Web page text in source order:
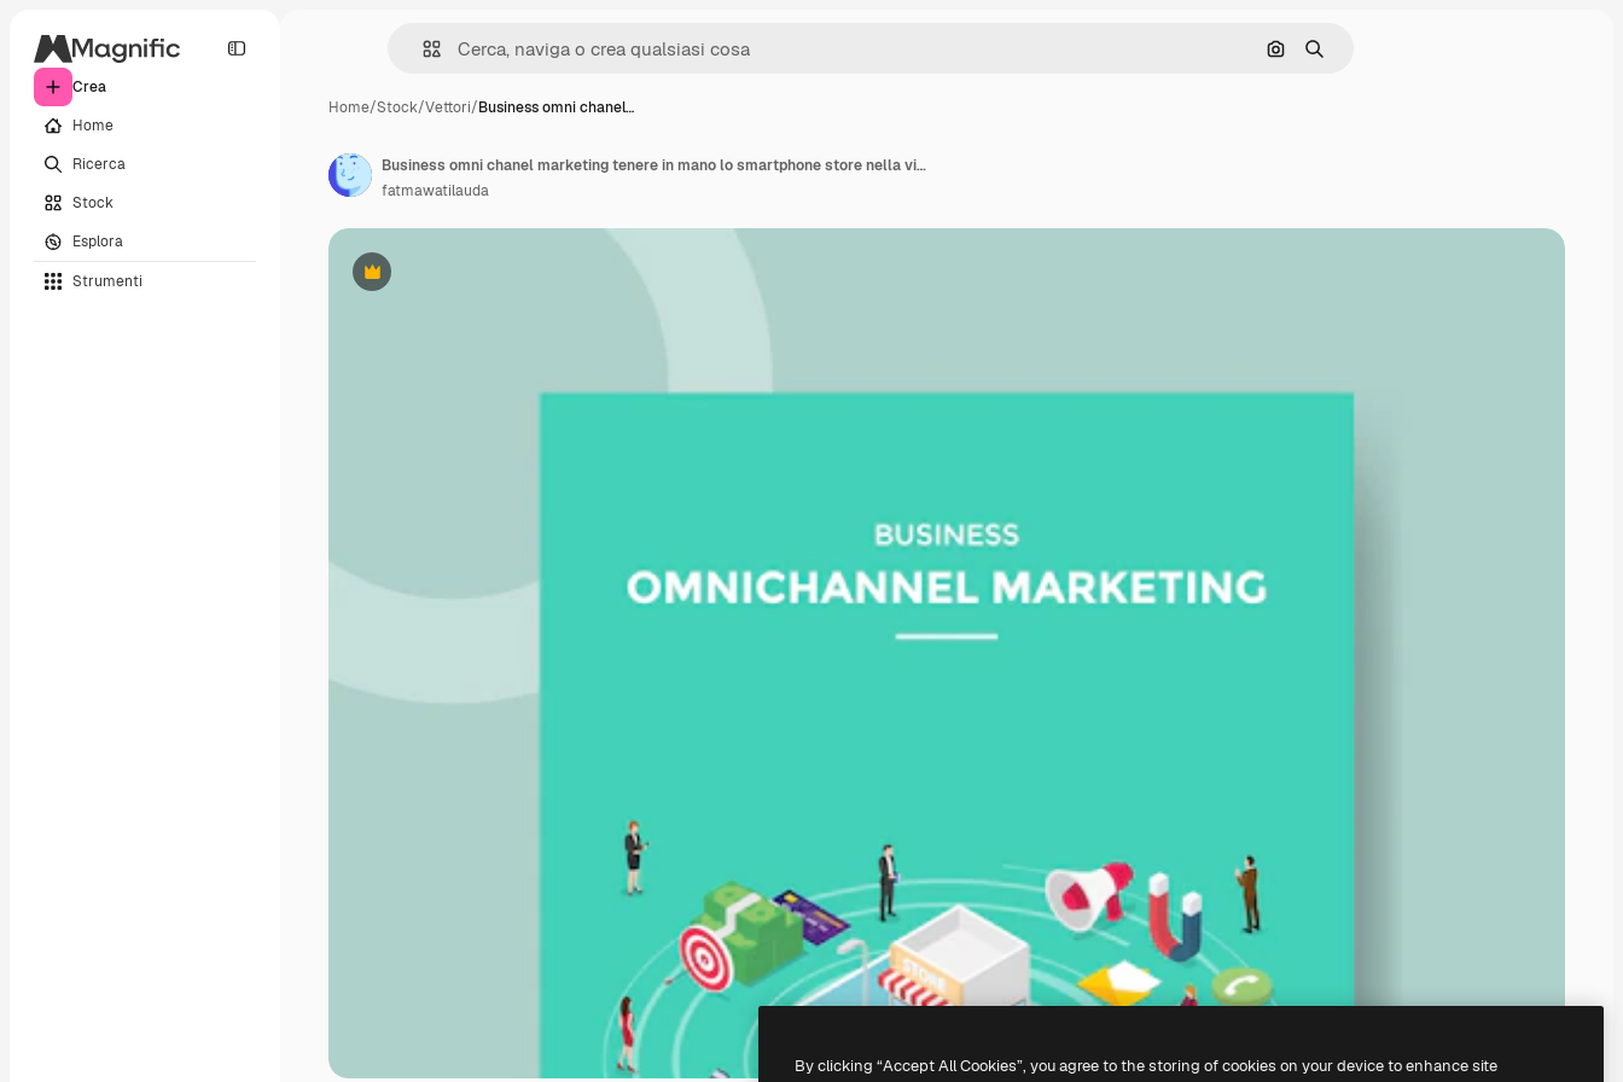
Crea
Home
Ricerca
Stock
Esplora
Strumenti
Cerca per immagine
Ricerca
Home/Stock/Vettori/Business omni chanel…
Premium
Business omni chanel marketing tenere in mano lo smartphone store nella visualizzazione dello schermo
fatmawatilauda
By clicking “Accept All Cookies”, you agree to the storing of cookies on your device to enhance site